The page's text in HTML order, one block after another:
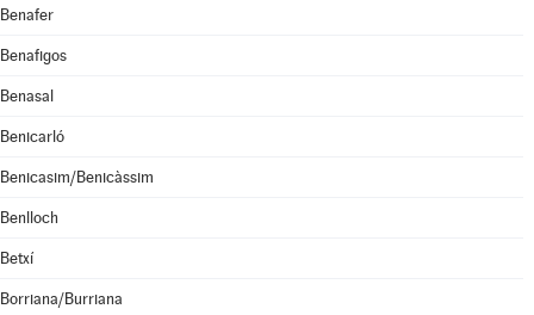
Benafer
Benafigos
Benasal
Benicarló
Benicasim/Benicàssim
Benlloch
Betxí
Borriana/Burriana